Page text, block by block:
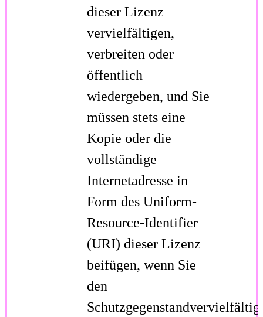
dieser Lizenz
vervielfältigen,
verbreiten oder
öffentlich
wiedergeben, und Sie
müssen stets eine
Kopie oder die
vollständige
Internetadresse in
Form des Uniform-
Resource-Identifier
(URI) dieser Lizenz
beifügen, wenn Sie
den